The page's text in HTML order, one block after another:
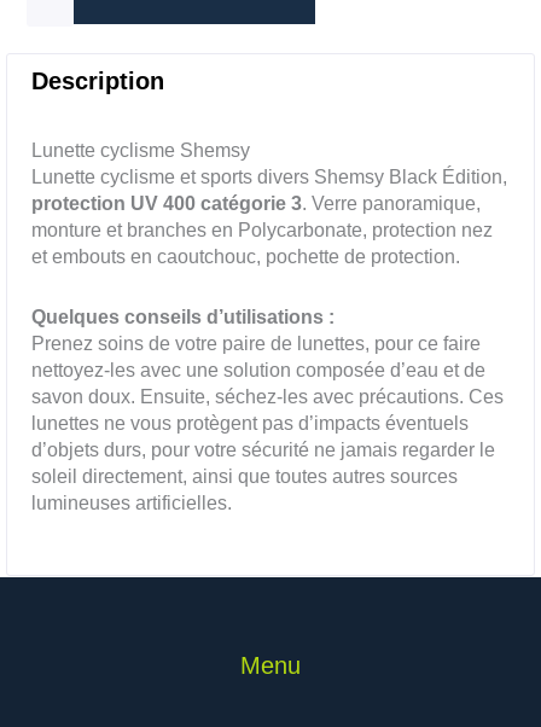
Description
Lunette cyclisme Shemsy
Lunette cyclisme et sports divers Shemsy Black Édition,
protection UV 400 catégorie 3. Verre panoramique,
monture et branches en Polycarbonate, protection nez
et embouts en caoutchouc, pochette de protection.
Quelques conseils d’utilisations :
Prenez soins de votre paire de lunettes, pour ce faire
nettoyez-les avec une solution composée d’eau et de
savon doux. Ensuite, séchez-les avec précautions. Ces
lunettes ne vous protègent pas d’impacts éventuels
d’objets durs, pour votre sécurité ne jamais regarder le
soleil directement, ainsi que toutes autres sources
lumineuses artificielles.
Menu